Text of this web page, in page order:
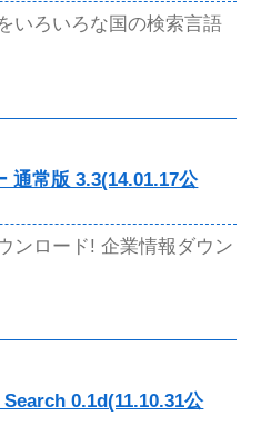
いろいろな国の検索言語
通常版 3.3(14.01.17公
ンロード! 企業情報ダウン
0.1d(11.10.31公